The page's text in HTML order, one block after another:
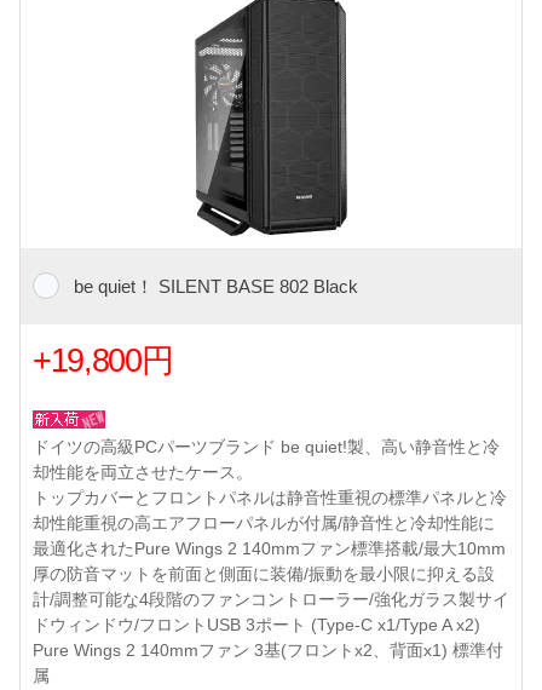
be quiet！ SILENT BASE 802 Black
+19,800円
ドイツの高級PCパーツブランド be quiet!製、高い静音性と冷
却性能を両立させたケース。
トップカバーとフロントパネルは静音性重視の標準パネルと冷
却性能重視の高エアフローパネルが付属/静音性と冷却性能に
最適化されたPure Wings 2 140mmファン標準搭載/最大10mm
厚の防音マットを前面と側面に装備/振動を最小限に抑える設
計/調整可能な4段階のファンコントローラー/強化ガラス製サイ
ドウィンドウ/フロントUSB 3ポート (Type-C x1/Type A x2)
Pure Wings 2 140mmファン 3基(フロントx2、背面x1) 標準付
属